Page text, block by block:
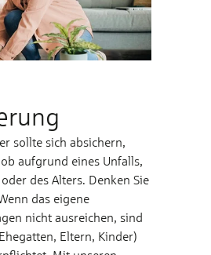
sollte sich absichern,
aufgrund eines Unfalls,
des Alters. Denken Sie
das eigene
nicht ausreichen, sind
Eltern, Kinder)